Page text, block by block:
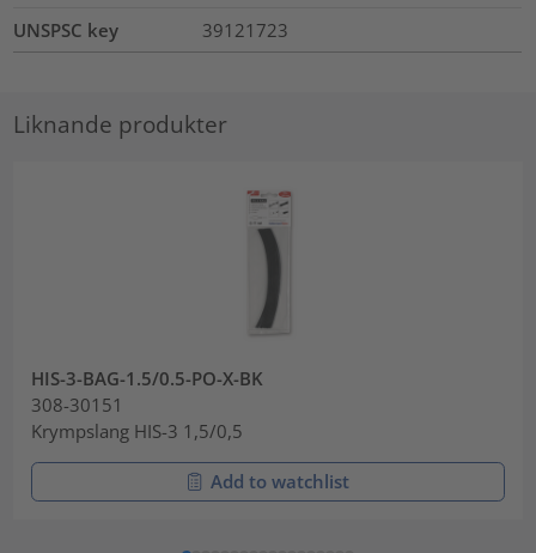
UNSPSC key
39121723
Liknande produkter
HIS-3-BAG-1.5/0.5-PO-X-BK
308-30151
Krympslang HIS-3 1,5/0,5
Add to watchlist